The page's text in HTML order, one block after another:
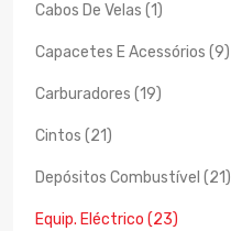
Cabos De Velas (1)
Capacetes E Acessórios (9)
Carburadores (19)
Cintos (21)
Depósitos Combustível (21)
Equip. Eléctrico (23)